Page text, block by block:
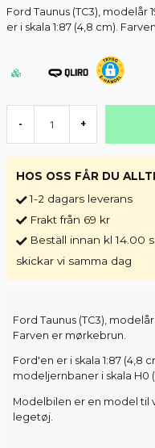
Ford Taunus (TC3), modelår
er i skala 1:87 (4,8 cm).
- +
HOS OSS FÅR DU
1-2 dagars leverans
Frakt från 69 kr
Beställ innan kl 14.00
skickar vi samma dag
Ford Taunus (TC3),
Farven er mørkebrun.
Ford'en er i skala 1:87 (4,8
modeljernbaner i skala H0
Modelbilen er en model til
legetøj.